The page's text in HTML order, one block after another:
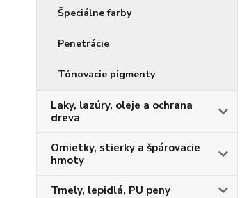
Špeciálne farby
Penetrácie
Tónovacie pigmenty
Laky, lazúry, oleje a ochrana
dreva
Omietky, stierky a špárovacie
hmoty
Tmely, lepidlá, PU peny